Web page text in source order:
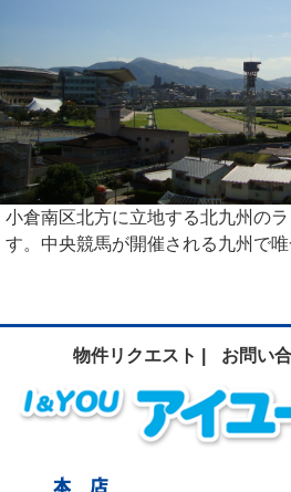
小倉南区北方に立地する北九州の
す。中央競馬が開催される九州で
物件リクエスト | お問い合